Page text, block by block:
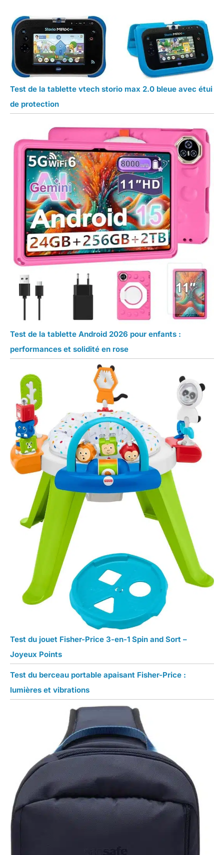
Test de la tablette vtech storio max 2.0 bleue avec étui
de protection
Test de la tablette Android 2026 pour enfants :
performances et solidité en rose
Test du jouet Fisher-Price 3-en-1 Spin and Sort –
Joyeux Points
Test du berceau portable apaisant Fisher-Price :
lumières et vibrations